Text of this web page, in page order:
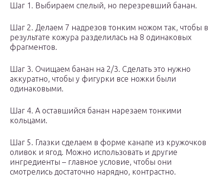
Шаг 1. Выбираем спелый, но перезревший банан.
Шаг 2. Делаем 7 надрезов тонким ножом так, чтобы в
результате кожура разделилась на 8 одинаковых
фрагментов.
Шаг 3. Очищаем банан на 2/3. Сделать это нужно
аккуратно, чтобы у фигурки все ножки были
одинаковыми.
Шаг 4. А оставшийся банан нарезаем тонкими
кольцами.
Шаг 5. Глазки сделаем в форме канапе из кружочков
оливок и ягод. Можно использовать и другие
ингредиенты – главное условие, чтобы они
смотрелись достаточно нарядно, контрастно.